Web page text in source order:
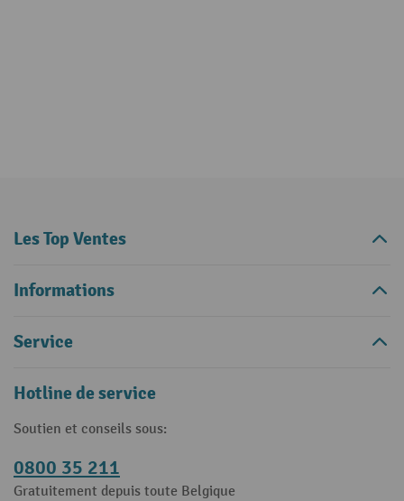
Les Top Ventes
Informations
Service
Hotline de service
Soutien et conseils sous:
0800 35 211
Gratuitement depuis toute Belgique